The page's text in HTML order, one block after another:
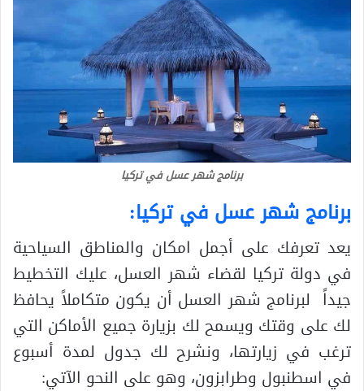
برنامج شهر عسل في تركيا
برنامج شهر عسل في تركيا:
يعد تعرفك على أجمل امكان والمناطق السياحية
في دولة تركيا لقضاء شهر العسل، عليك التخطيط
جيداً لبرنامج شهر العسل أن يكون متكاملاً يحافظ
لك على وقتك ويسمح لك بزيارة جميع الأماكن التي
ترغب في زيارتها، ونشرح لك جدول لمدة أسبوع
في اسطنبول وطرابزون، وهو على النحو الآتي: